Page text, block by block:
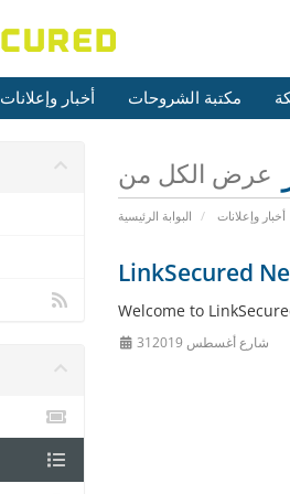
أخبار وإعلانات مكتبة الشروحات
البوابة الرئيسية أخبار وإعلانات
LinkSecured
Welcome to
31شارع أغسطس 2019